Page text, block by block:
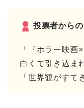
投票者から
「『ホラー映画
白くて引き込ま
「世界観がすて